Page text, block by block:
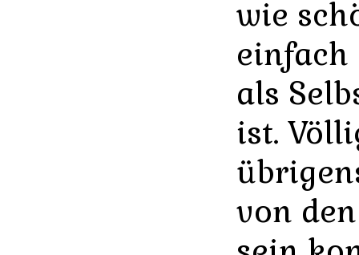
wie
einfach
als
ist.
von